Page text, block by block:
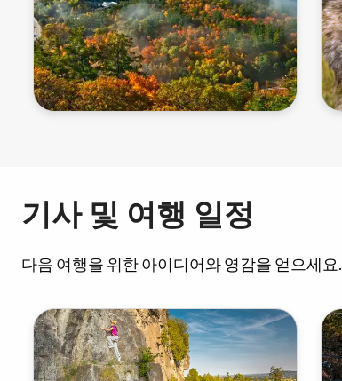
기사 및 여행 일정
다음 여행을 위한 아이디어와 영감을 얻으세요.